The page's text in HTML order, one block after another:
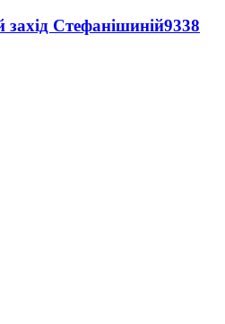
Стефанішиній9338